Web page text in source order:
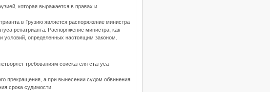
которая выражается в правах и
в Грузию является распоряжение министра
репатрианта. Распоряжение министра, как
условий, определенных настоящим законом.
требованиям соискателя статуса
прекращения, а при вынесении судом обвинения
срока судимости.